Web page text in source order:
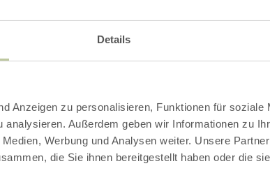
Details
Anzeigen zu personalisieren, Funktionen für soziale
analysieren. Außerdem geben wir Informationen zu
Werbung und Analysen weiter. Unsere
die Sie ihnen bereitgestellt haben oder die